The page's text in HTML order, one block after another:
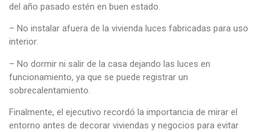
del año pasado estén en buen estado.
– No instalar afuera de la vivienda luces fabricadas para uso
interior.
– No dormir ni salir de la casa dejando las luces en
funcionamiento, ya que se puede registrar un
sobrecalentamiento.
Finalmente, el ejecutivo recordó la importancia de mirar el
entorno antes de decorar viviendas y negocios para evitar